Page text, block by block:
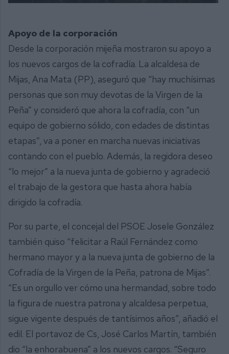
Apoyo de la corporación
Desde la corporación mijeña mostraron su apoyo a
los nuevos cargos de la cofradía. La alcaldesa de
Mijas, Ana Mata (PP), aseguró que “hay muchísimas
personas que son muy devotas de la Virgen de la
Peña” y consideró que ahora la cofradía, con “un
equipo de gobierno sólido, con edades de distintas
etapas”, va a poner en marcha nuevas iniciativas
contando con el pueblo. Además, la regidora deseo
“lo mejor” a la nueva junta de gobierno y agradeció
el trabajo de la gestora que hasta ahora había
dirigido la cofradía.
Por su parte, el concejal del PSOE Josele González
también quiso “felicitar a Raúl Fernández como
hermano mayor y a la nueva junta de gobierno de la
Cofradía de la Virgen de la Peña, patrona de Mijas”.
“Es un orgullo ver cómo una hermandad, sobre todo
la figura de nuestra patrona y alcaldesa perpetua,
sigue vigente después de tantísimos años”, añadió el
edil. El portavoz de Cs, José Carlos Martín, también
dio “la enhorabuena” a los nuevos cargos. “Seguro